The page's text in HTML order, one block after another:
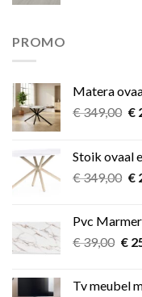
PROMO
Matera
€349,00
€
€
Stoik ovaal
€349,00
€
€
Pvc
€39,00
€
€
Tv meubel